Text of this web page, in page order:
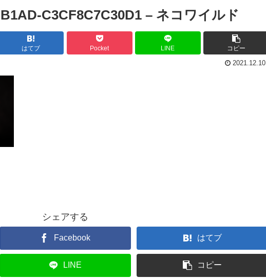
C3CF8C7C30D1 – ネコワイルド
はてブ Pocket LINE コピー
2021.12.10
シェアする
Facebook はてブ
LINE コピー